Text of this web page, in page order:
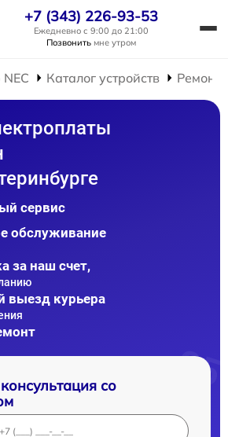
+7 (343) 226-93-53
Ежедневно с 9:00 до 21:00
Позвонить мне утром
Каталог устройств Ремонт
сервис
обслуживание
за наш счет,
выезд курьера
со